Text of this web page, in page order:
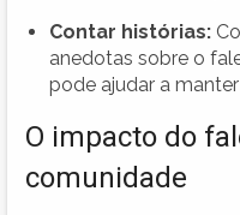
Contar histórias:
anedotas sobre o
pode ajudar a
O impacto do
comunidade